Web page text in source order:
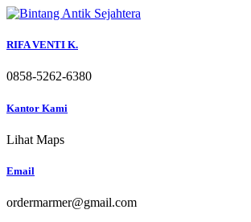
Skip
content
RIFA VENTI K.
0858-5262-6380
Kantor Kami
Lihat Maps
Email
ordermarmer@gmail.com